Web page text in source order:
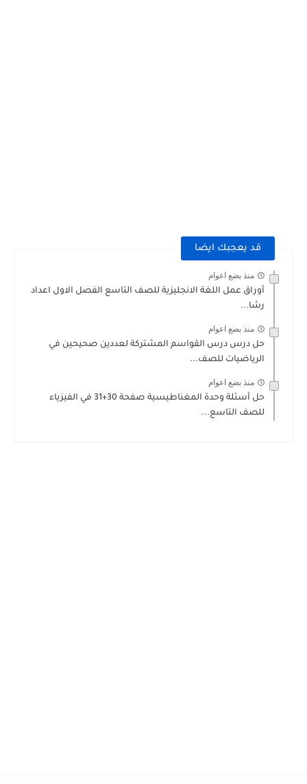
قد يعجبك ايضا
منذ بضع اعوام
أوراق عمل اللغة الانجليزية للصف التاسع الفصل الاول اعداد
رشا...
منذ بضع اعوام
حل درس درس القواسم المشتركة لعددين صحيحين في
الرياضيات للصف...
منذ بضع اعوام
حل أسئلة وحدة المغناطيسية صفحة 30+31 في الفيزياء
للصف التاسع...